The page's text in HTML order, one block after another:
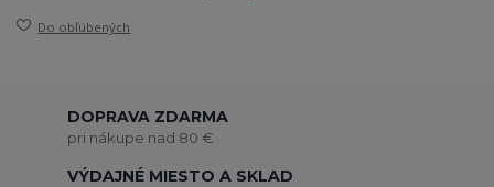
Do obľúbených
DOPRAVA ZDARMA
pri nákupe nad 80 €
VÝDAJNÉ MIESTO A SKLAD